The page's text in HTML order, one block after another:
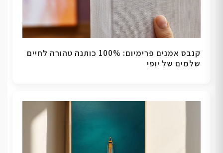
קנבס אמנים פרימיום: 100% כותנה טהורה לחיים
שלמים של יופי